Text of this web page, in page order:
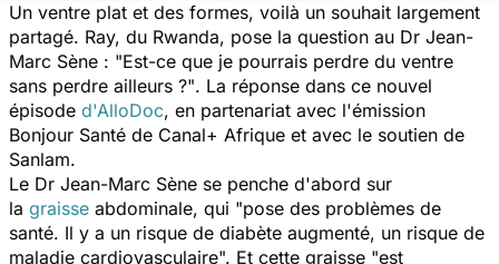
Un ventre plat et des formes, voilà un souhait largement
partagé. Ray, du Rwanda, pose la question au Dr Jean-
Marc Sène : "Est-ce que je pourrais perdre du ventre
sans perdre ailleurs ?". La réponse dans ce nouvel
épisode d'AlloDoc, en partenariat avec l'émission
Bonjour Santé de Canal+ Afrique et avec le soutien de
Sanlam.
Le Dr Jean-Marc Sène se penche d'abord sur
la graisse abdominale, qui "pose des problèmes de
santé. Il y a un risque de diabète augmenté, un risque de
maladie cardiovasculaire". Et cette graisse "est